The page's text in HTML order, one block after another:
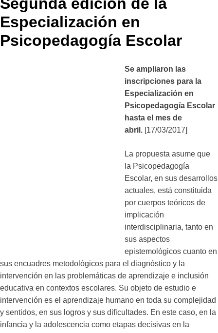
Especialización en
Psicopedagogía Escolar
Se ampliaron las
inscripciones para la
Especialización en
Psicopedagogía Escolar
hasta el mes de
abril. [17/03/2017]
La propuesta asume que
la Psicopedagogía
Escolar, en sus desarrollos
actuales, está constituida
por cuerpos teóricos de
implicación
interdisciplinaria, tanto en
sus aspectos
epistemológicos cuanto en
sus encuadres metodológicos para el diagnóstico y la
intervención en las problemáticas de aprendizaje e inclusión
educativa en contextos escolares. Su objeto de estudio e
intervención es el aprendizaje humano en toda su complejidad
y sentidos, en sus logros y sus dificultades. En este caso, en la
infancia y la adolescencia como etapas decisivas en la